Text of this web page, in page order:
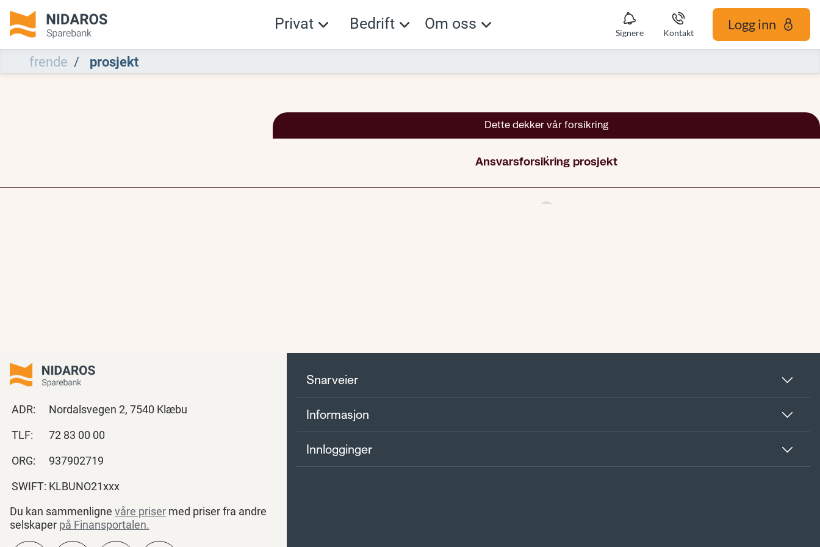
frende prosjekt
Privat Bedrift Om oss Signere Kontakt
Logg inn
Snarveier
Informasjon
Innlogginger
ADR:
Nordalsvegen 2, 7540 Klæbu
TLF:
72 83 00 00
ORG:
937902719
SWIFT: KLBUNO21xxx
Du kan sammenlignevåre priser med priser fra andre
selskaper på Finansportalen.